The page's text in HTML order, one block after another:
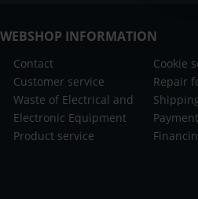
WEBSHOP INFORMATION
Contact
Customer service
Waste of Electrical and
Electronic Equipment
Product service
Cookie
Repair